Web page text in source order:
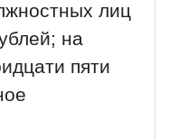
лиц
на
пяти